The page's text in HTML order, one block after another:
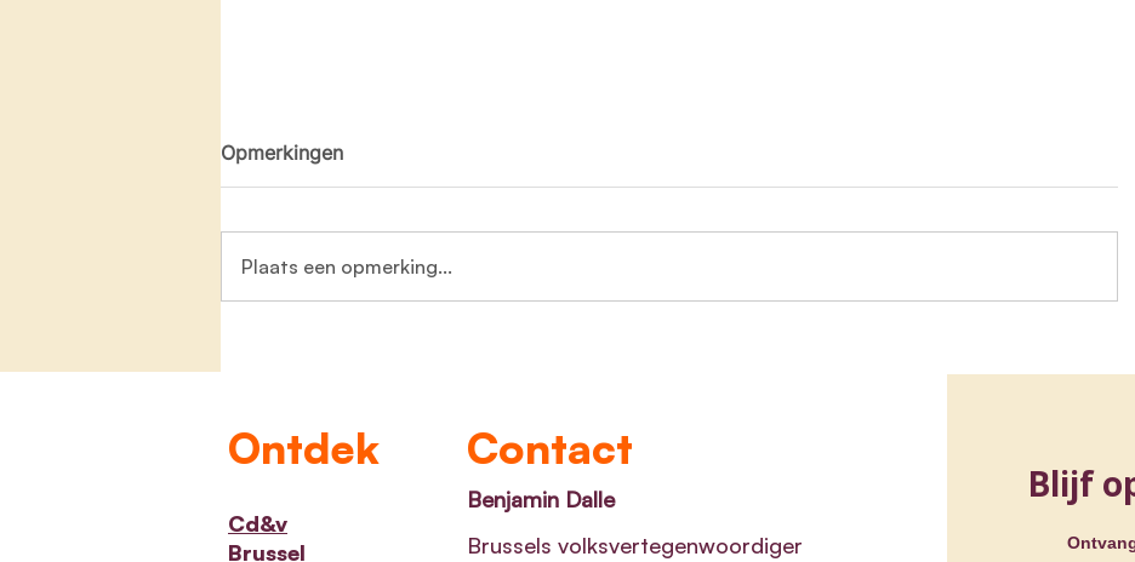
Opmerkingen
Plaats een opmerking...
Ontdek
Cd&v
Brussel
Contact
Benjamin Dalle
Brussels volksvertegenwoordiger